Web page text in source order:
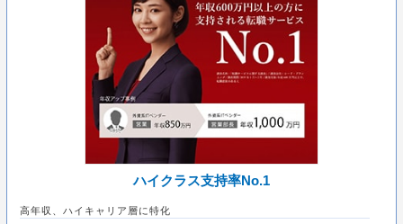
ハイクラス支持率No.1
高年収、ハイキャリア層に特化